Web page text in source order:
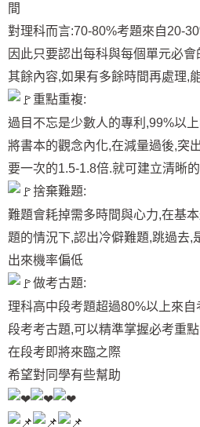
間
對理科而言:70-80%考題來自20-
因此只要認出每科與每個單元必
其餘內容,如果有多餘時間再處理,
重點重複:
過目不忘是少數人的專利,99%以
將書本的觀念內化,在減量過後,突
要一次的1.5-1.8倍.就可建立清晰
捨棄難題:
難題會耗掉需多時間與心力,在基
題的情況下,認出冷僻難題,跳過去,
出來機率偏低
做考古題:
理科高中段考題超過80%以上來
段考考古題,可以精準掌握必考重點
在段考即將來臨之際
希望對同學有些幫助